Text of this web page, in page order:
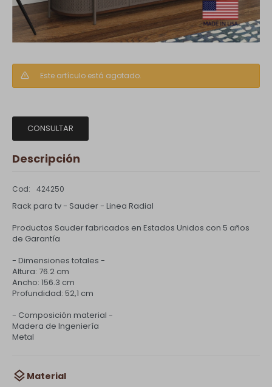
Este artículo está agotado.
CONSULTAR
Descripción
424250
Rack para tv - Sauder - Linea Radial
Productos Sauder fabricados en Estados Unidos con 5 años
de Garantía
- Dimensiones totales -
Altura: 76.2 cm
Ancho: 156.3 cm
Profundidad: 52,1 cm
- Composición material -
Madera de Ingeniería
Metal
Material